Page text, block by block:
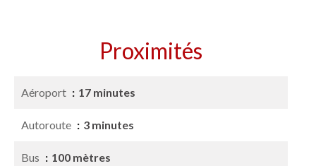
Proximités
Aéroport 17 minutes
Autoroute 3 minutes
Bus 100 mètres